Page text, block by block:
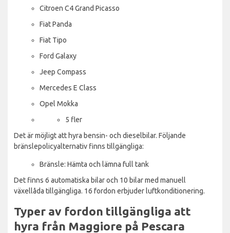
Citroen C4 Grand Picasso
Fiat Panda
Fiat Tipo
Ford Galaxy
Jeep Compass
Mercedes E Class
Opel Mokka
5 fler
Det är möjligt att hyra bensin- och dieselbilar. Följande
bränslepolicyalternativ finns tillgängliga:
Bränsle: Hämta och lämna full tank
Det finns 6 automatiska bilar och 10 bilar med manuell
växellåda tillgängliga. 16 fordon erbjuder luftkonditionering.
Typer av fordon tillgängliga att
hyra från Maggiore på Pescara